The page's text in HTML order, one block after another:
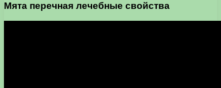
Мята перечная лечебные свойства